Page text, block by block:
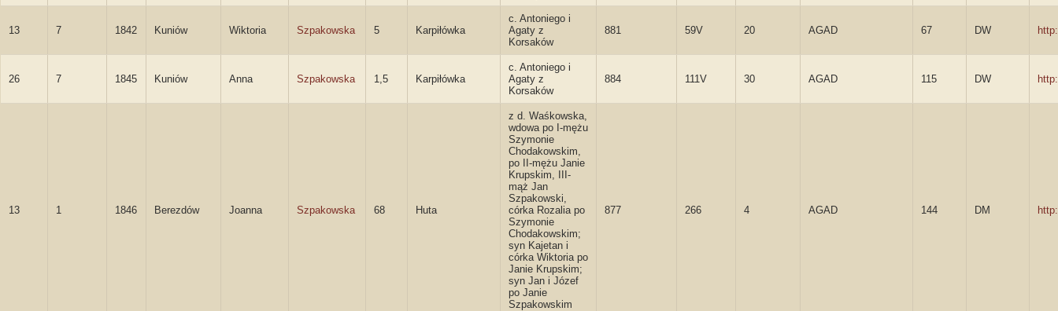
13 7 1842 Kuniów Wiktoria Szpakowska 5 Karpiłówka
c. Antoniego i
Agaty z
Korsaków
881 59V 20 AGAD 67 DW
26 7 1845 Kuniów Anna Szpakowska 1,5 Karpiłówka
c. Antoniego i
Agaty z
Korsaków
884 111V 30 AGAD 115 DW
13 1 1846 Berezdów Joanna Szpakowska 68 Huta
z d. Waśkowska,
wdowa po I-mężu
Szymonie
Chodakowskim,
po II-mężu Janie
Krupskim, III-
mąż Jan
Szpakowski,
córka Rozalia po
Szymonie
Chodakowskim;
syn Kajetan i
córka Wiktoria po
Janie Krupskim;
syn Jan i Józef
po Janie
Szpakowskim
877 266 4 AGAD 144 DM